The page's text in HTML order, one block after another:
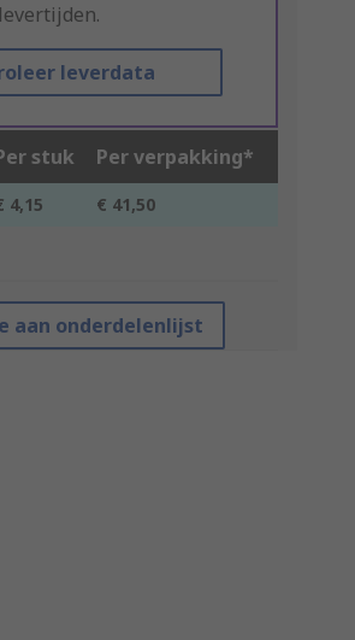
leverdata
stuk Per verpakking*
4,15 € 41,50
aan onderdelenlijst